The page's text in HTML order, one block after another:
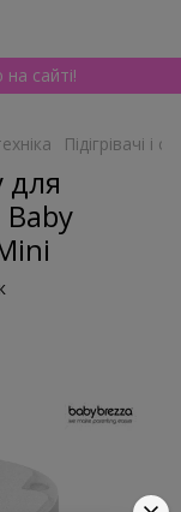
сайті!
Підігрівачі і
для